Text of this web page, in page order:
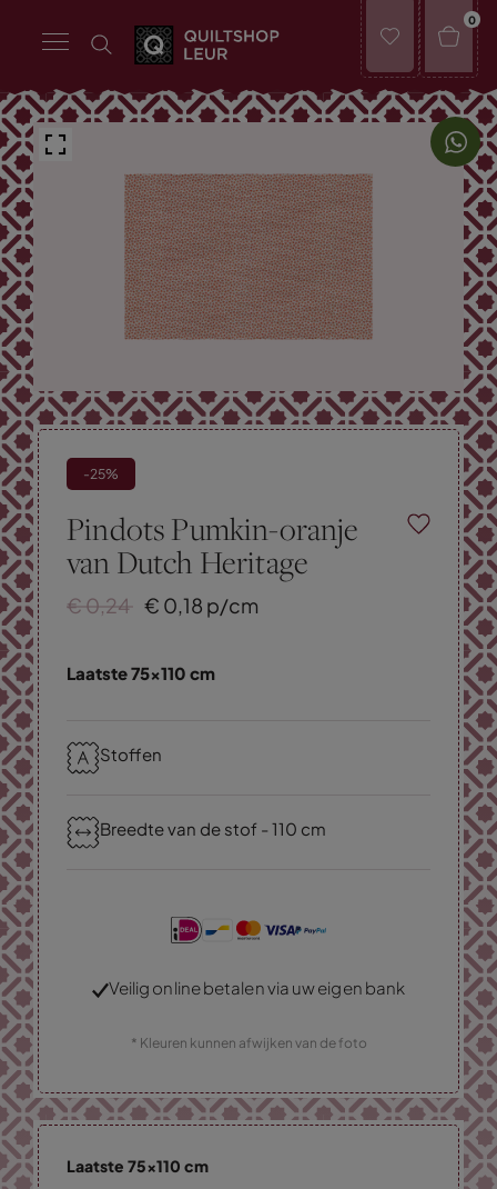
0
-25%
Pindots Pumkin-oranje
van Dutch Heritage
€ 0,24 € 0,18 p/cm
Laatste 75x110 cm
Stoffen
Breedte van de stof - 110 cm
Veilig online betalen via uw eigen bank
* Kleuren kunnen afwijken van de foto
Laatste 75x110 cm